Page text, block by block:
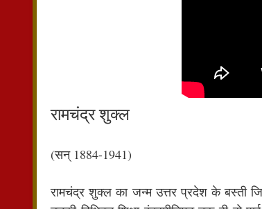
रामचंद्र शुक्ल
(सन् 1884-1941)
रामचंद्र शुक्ल का जन्म उत्तर प्रदेश के बस्ती